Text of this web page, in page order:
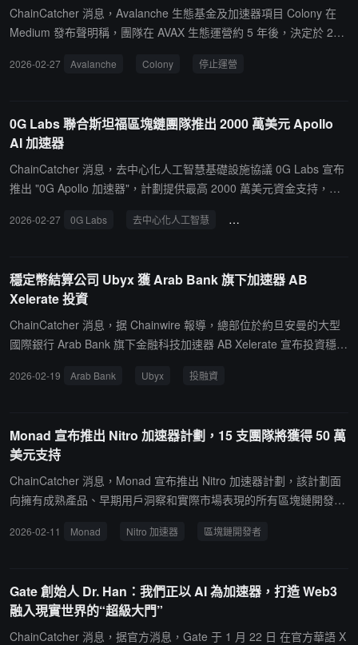
morrow：面向創作者經濟的擔保穩定幣借貸平台。Agently：供 AI 協
調與交易的路由層。Nivo：面向中小企業的鏈上外匯對沖平台。JPE
的信貸網絡。Liminal：自托管的 AI 原生新銀行。入選團隊在加速器
舊金山舉辦線下 Demo Day 閉幕。
ChainCatcher 消息，Avalanche 生態基金及加速器項目 Colony 在
Medium 發布聲明稱，團隊在 AVAX 生態運營約 5 年後，決定於 202
金與項目流入減弱，以及核心技術與資產治理結構變化等因素，使項
最終分配，並逐步關閉前端界面。
2026-02-27 Avalanche Colony 停止運營
0G Labs 聯合斯坦福區塊鏈團隊推出 2000 萬美元 Apollo
AI 加速器
ChainCatcher 消息，去中心化人工智慧基礎設施協議 0G Labs 宣布
推出 "0G Apollo 加速器"，計劃提供最高 2000 萬美元資金支持，用
Blockchain Builders Fund（BBF）合作設立。BBF 隸屬於史丹佛大
萬美元雲資源額度。此外，錢包基礎設施平台 Privy（已被 Stripe 收
購）將為入選團隊提供生產級錢包解決方案，旨在幫助項目在早期階
段即具備企業級計算與基礎設施能力。
2026-02-27 0G Labs 去中心化人工智慧 Blockchain Builders Fund
穩定幣結算公司 Ubyx 獲 Arab Bank 旗下加速器 AB
Xelerate 投資
ChainCatcher 消息，据 Chainwire 報導，總部位於約旦安曼的大型
國際銀行 Arab Bank 旗下金融科技加速器 AB Xelerate 宣布投資穩定
個共享網絡，使受監管的金融機構能夠在多個區塊鏈和司法管轄區內
幣化貨幣"。
2026-02-19 Arab Bank Ubyx 投融資
Monad 宣布推出 Nitro 加速器計劃，15 支團隊將獲得 50 萬
美元支持
ChainCatcher 消息，Monad 宣布推出 Nitro 加速器計劃，該計劃面
向擁有成熟產品、早期用戶洞察和實際市場表現的所有區塊鏈開發者
發展。本計劃為期 12 週，其中 1 個月在紐約市線下進行，2 個月通
級創始人的指導、市場曝光與用戶增長支持等。
2026-02-11 Monad Nitro 加速器 區塊鏈開發者
Gate 創始人 Dr. Han：我們正以 AI 為加速器，打造 Web3
融入現實世界的“超級大門”
ChainCatcher 消息，据官方消息，Gate 于 1 月 22 日 在官方華語 X